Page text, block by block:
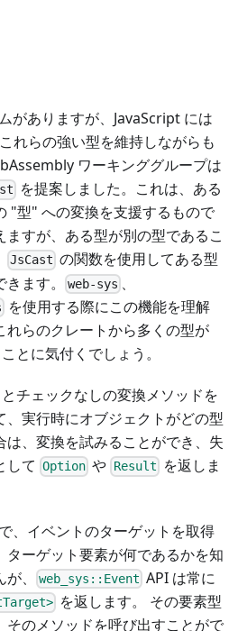
がありますが、JavaScript には
れらの強い型を維持しながらも
ワーキンググループは
を提案しました。これは、ある
"型" への変換を支援するもので
すが、ある型が別の型であるこ
JsCast の関数を使用してある型
ます。
web-sys 、
を使用する際にこの機能を理解
れらのクレートから多くの型が
とに気付くでしょう。
チェックなしの変換メソッドを
実行時にオブジェクトがどの型
は、変換を試みることができ、失
して Option や Result を返しま
で、イベントのターゲットを取得
ターゲット要素が何であるかを知
、
web_sys::Event API は常に
を返します。 その要素型
そのメソッドを呼び出すことがで